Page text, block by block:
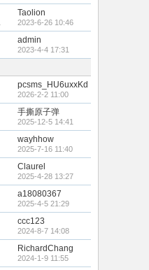
Taolion
2023-6-26 10:46
admin
2023-4-4 17:31
pcsms_HU6uxxKd
2026-2-2 11:00
手撕原子弹
2025-12-5 14:41
wayhhow
2025-7-16 11:40
Claurel
2025-4-28 13:27
a18080367
2025-4-5 21:29
ccc123
2024-8-7 14:08
RichardChang
2024-1-9 11:55